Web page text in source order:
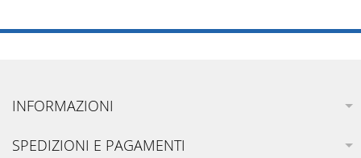
INFORMAZIONI
SPEDIZIONI E PAGAMENTI